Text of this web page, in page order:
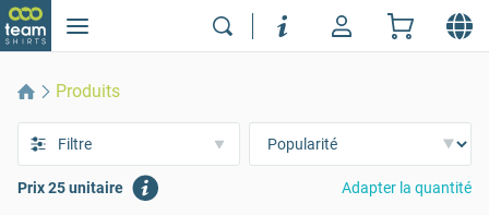
Produits
Filtre
Prix 25 unitaire Adapter la quantité